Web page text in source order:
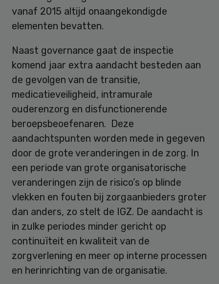
vanaf 2015 altijd onaangekondigde
elementen bevatten.
Naast governance gaat de inspectie
komend jaar extra aandacht besteden aan
de gevolgen van de transitie,
medicatieveiligheid, intramurale
ouderenzorg en disfunctionerende
beroepsbeoefenaren. Deze
aandachtspunten worden mede in gegeven
door de grote veranderingen in de zorg. In
een periode van grote organisatorische
veranderingen zijn de risico’s op blinde
vlekken en fouten bij zorgaanbieders groter
dan anders, zo stelt de IGZ. De aandacht is
in zulke periodes minder gericht op
continuïteit en kwaliteit van de
zorgverlening en meer op interne processen
en herinrichting van de organisatie.